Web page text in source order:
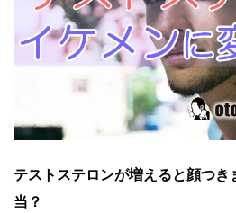
テストステロンが増えると顔つ
当？